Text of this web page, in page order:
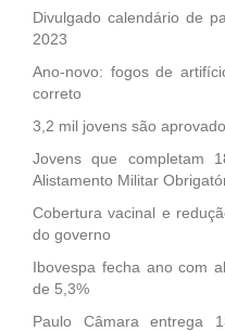
Divulgado calendário de
2023
Ano-novo: fogos de
correto
3,2 mil jovens são
Jovens que completam
Alistamento Militar
Cobertura vacinal e
do governo
Ibovespa fecha ano com
de 5,3%
Paulo Câmara entrega